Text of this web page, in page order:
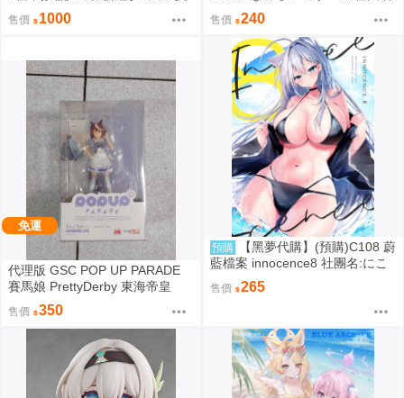
色しずく カントク 監督 5年目の
放課後
售價 1000
たこあげ日和 繪師:たこあげ
售價 240
免運
代理版 GSC POP UP PARADE
賽馬娘 PrettyDerby 東海帝皇
售價 350
預購
【黑夢代購】(預購)C108 蔚
藍檔案 innocence8 社團名:にこ
にこげんき 繪師:子野日
售價 265